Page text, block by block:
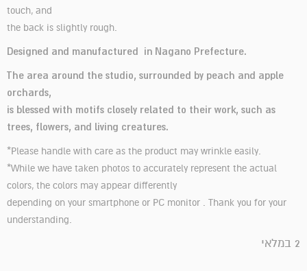
touch, and
the back is slightly rough.
Designed and manufactured in Nagano Prefecture.
The area around the studio, surrounded by peach and apple
orchards,
is blessed with motifs closely related to their work, such as
trees, flowers, and living creatures.
*Please handle with care as the product may wrinkle easily.
*While we have taken photos to accurately represent the actual
colors, the colors may appear differently
depending on your smartphone or PC monitor . Thank you for your
understanding.
2 במלאי